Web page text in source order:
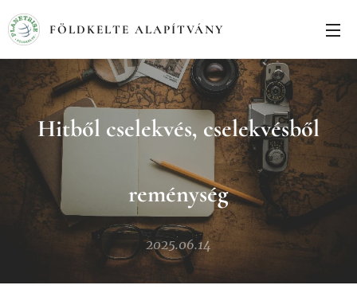
FÖLDKELTE ALAPÍTVÁNY
Hitből cselekvés, cselekvésből
reménység
2025.06.14